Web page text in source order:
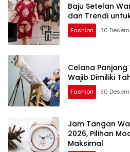
Baju Setelan
dan Trendi
Fashion 30
Celana
Wajib Dimiliki
Fashion 30
Jam Tangan
2026, Pilihan
Maksimal